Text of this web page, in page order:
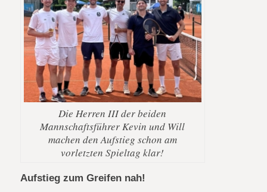
Die Herren III der beiden
Mannschaftsführer Kevin und Will
machen den Aufstieg schon am
vorletzten Spieltag klar!
Aufstieg zum Greifen nah!